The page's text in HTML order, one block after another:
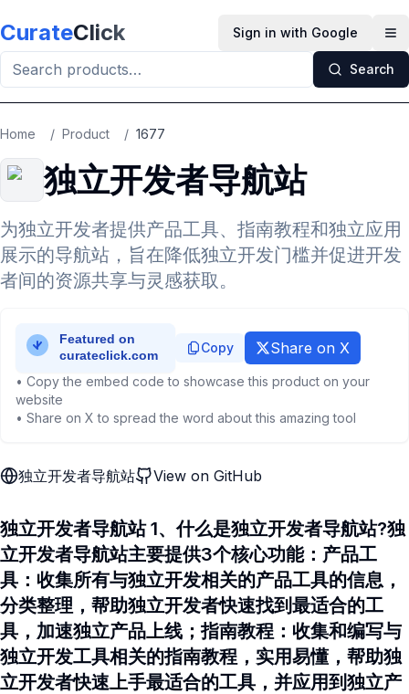
CurateClick Sign in with Google
Search
Home / Product / 1677
独立开发者导航站
为独立开发者提供产品工具、指南教程和独立应用
展示的导航站，旨在降低独立开发门槛并促进开发
者间的资源共享与灵感获取。
Copy Share on X
• Copy the embed code to showcase this product on your
website
• Share on X to spread the word about this amazing tool
独立开发者导航站 View on GitHub
独立开发者导航站 1、什么是独立开发者导航站?独
立开发者导航站主要提供3个核心功能：产品工
具：收集所有与独立开发相关的产品工具的信息，
分类整理，帮助独立开发者快速找到最适合的工
具，加速独立产品上线；指南教程：收集和编写与
独立开发工具相关的指南教程，实用易懂，帮助独
立开发者快速上手最适合的工具，并应用到独立产